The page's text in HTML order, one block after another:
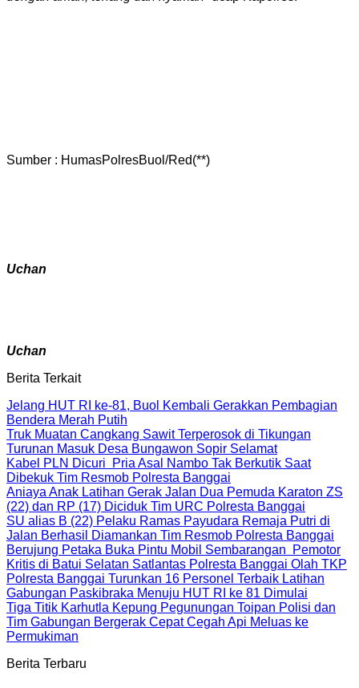
Sumber : HumasPolresBuol/Red(**)
Uchan
Uchan
Berita Terkait
Jelang HUT RI ke-81, Buol Kembali Gerakkan Pembagian
Bendera Merah Putih
Truk Muatan Cangkang Sawit Terperosok di Tikungan
Turunan Masuk Desa Bungawon Sopir Selamat
Kabel PLN Dicuri Pria Asal Nambo Tak Berkutik Saat
Dibekuk Tim Resmob Polresta Banggai
Aniaya Anak Latihan Gerak Jalan Dua Pemuda Karaton ZS
(22) dan RP (17) Diciduk Tim URC Polresta Banggai
SU alias B (22) Pelaku Ramas Payudara Remaja Putri di
Jalan Berhasil Diamankan Tim Resmob Polresta Banggai
Berujung Petaka Buka Pintu Mobil Sembarangan Pemotor
Kritis di Batui Selatan Satlantas Polresta Banggai Olah TKP
Polresta Banggai Turunkan 16 Personel Terbaik Latihan
Gabungan Paskibraka Menuju HUT RI ke 81 Dimulai
Tiga Titik Karhutla Kepung Pegunungan Toipan Polisi dan
Tim Gabungan Bergerak Cepat Cegah Api Meluas ke
Permukiman
Berita Terbaru